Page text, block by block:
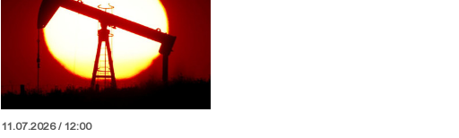
11.07.2026 / 12:00